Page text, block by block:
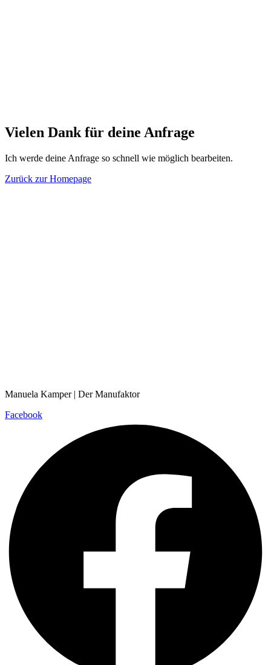
Vielen Dank für deine Anfrage
Ich werde deine Anfrage so schnell wie möglich bearbeiten.
Zurück zur Homepage
Manuela Kamper | Der Manufaktor
Facebook